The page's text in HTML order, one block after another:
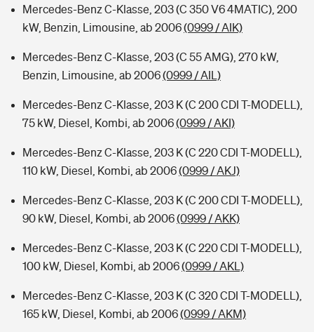
Mercedes-Benz C-Klasse, 203 (C 350 V6 4MATIC), 200
kW, Benzin, Limousine, ab 2006(0999 / AIK)
Mercedes-Benz C-Klasse, 203 (C 55 AMG), 270 kW,
Benzin, Limousine, ab 2006(0999 / AIL)
Mercedes-Benz C-Klasse, 203 K (C 200 CDI T-MODELL),
75 kW, Diesel, Kombi, ab 2006(0999 / AKI)
Mercedes-Benz C-Klasse, 203 K (C 220 CDI T-MODELL),
110 kW, Diesel, Kombi, ab 2006(0999 / AKJ)
Mercedes-Benz C-Klasse, 203 K (C 200 CDI T-MODELL),
90 kW, Diesel, Kombi, ab 2006(0999 / AKK)
Mercedes-Benz C-Klasse, 203 K (C 220 CDI T-MODELL),
100 kW, Diesel, Kombi, ab 2006(0999 / AKL)
Mercedes-Benz C-Klasse, 203 K (C 320 CDI T-MODELL),
165 kW, Diesel, Kombi, ab 2006(0999 / AKM)